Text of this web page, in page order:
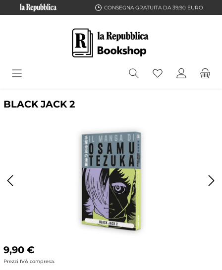
CONSEGNA GRATUITA DA 39,90 EURO
BLACK JACK 2
9,90 €
Prezzi IVA compresa.